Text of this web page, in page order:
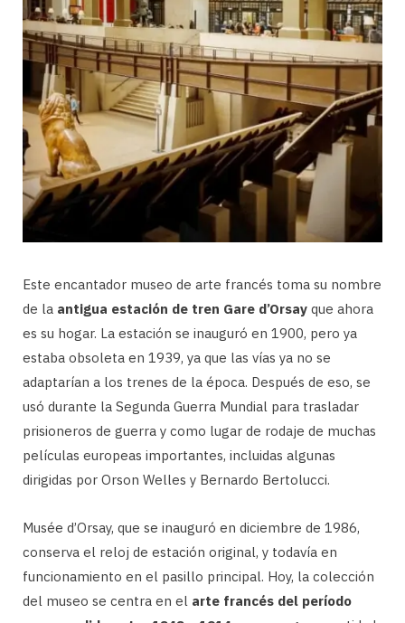
Este encantador museo de arte francés toma su nombre
de la antigua estación de tren Gare d’Orsay que ahora
es su hogar. La estación se inauguró en 1900, pero ya
estaba obsoleta en 1939, ya que las vías ya no se
adaptarían a los trenes de la época. Después de eso, se
usó durante la Segunda Guerra Mundial para trasladar
prisioneros de guerra y como lugar de rodaje de muchas
películas europeas importantes, incluidas algunas
dirigidas por Orson Welles y Bernardo Bertolucci.
Musée d’Orsay, que se inauguró en diciembre de 1986,
conserva el reloj de estación original, y todavía en
funcionamiento en el pasillo principal. Hoy, la colección
del museo se centra en el arte francés del período